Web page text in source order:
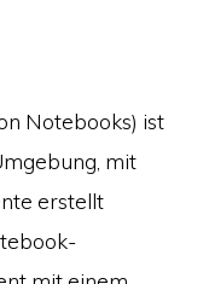
Notebooks) ist
mit
erstellt